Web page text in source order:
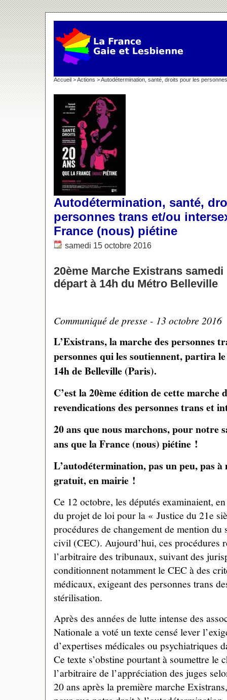
Accueil >Actions > Autodétermination, santé, droits pour les
Autodétermination, santé,
personnes trans et/ou
France (nous) piétine
samedi 15 octobre 2016
20ème Marche Existrans samedi
départ à 14h du Métro Belleville
Communiqué de presse - 13 octobre 2016
L’Existrans, la marche des personnes
personnes qui les soutiennent, partira
14h de Belleville (Paris).
C’est la 20ème édition de cette marche
revendications des personnes trans et
20 ans que nous marchons, pour notre
ans que la France (nous) piétine !
L’autodétermination, pas un peu, pas
gratuit, en mairie !
Ce 12 octobre, les députés examinaient,
du projet de loi pour la « Justice du 21e
procédures de changement de mention du
civil (CEC). Aujourd’hui, ces procédures
l’arbitraire des tribunaux, suivant des
conditionnent notamment le CEC à des
médicaux, exigeant des personnes trans
stérilisation.
Après des années de lutte intense des
Nationale a voté un texte censé lever
d’expertises médicales ou psychiatriques
Ce texte s’obstine pourtant à soumettre le
l’arbitraire de l’appréciation des juges
20 ans après la première marche